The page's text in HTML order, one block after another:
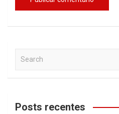
a
c
Posts recentes